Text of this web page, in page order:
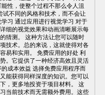
性，使整个过程不那么令人沮
试不同的风格和技术，而不会让
习 通过应用进行视觉学习 对于
细的视觉效果和动画清晰展示每
猜测。 这种方法让您可以随时
技术。总的来说，这就使得对各
易和实用。 免费应用的好处 利
。它提供了一种经济高效且灵活
成本效益 选择免费应用程序而
能获得同样深度的知识。您可以
，更多地投资于项目材料。 这
当前技术而无需额外费用。这些